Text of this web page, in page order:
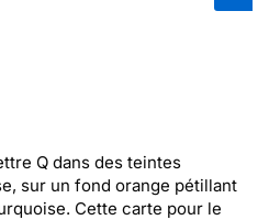
Q dans des teintes
sur un fond orange pétillant
Cette carte pour le